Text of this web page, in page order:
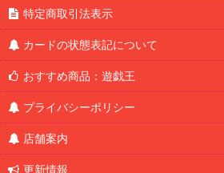
特定商取引法表示
カードの状態表記について
おすすめ商品：遊戯王
プライバシーポリシー
店舗案内
更新情報